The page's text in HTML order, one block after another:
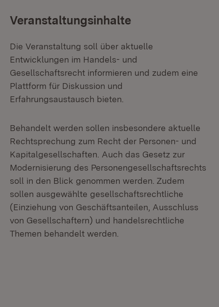
Veranstaltungsinhalte
Die Veranstaltung soll über aktuelle
Entwicklungen im Handels- und
Gesellschaftsrecht informieren und zudem eine
Plattform für Diskussion und
Erfahrungsaustausch bieten.
Behandelt werden sollen insbesondere aktuelle
Rechtsprechung zum Recht der Personen- und
Kapitalgesellschaften. Auch das Gesetz zur
Modernisierung des Personengesellschaftsrechts
soll in den Blick genommen werden. Zudem
sollen ausgewählte gesellschaftsrechtliche
(Einziehung von Geschäftsanteilen, Ausschluss
von Gesellschaftern) und handelsrechtliche
Themen behandelt werden.